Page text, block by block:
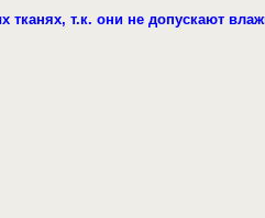
т.к. они не допускают